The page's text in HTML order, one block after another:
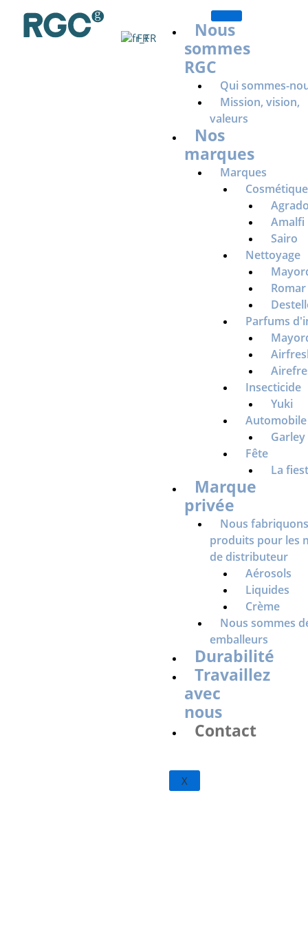
contenu
FR
Nous
sommes
RGC
Qui sommes-
Mission, vision,
valeurs
Nos
marques
Marques
Amalfi
Sairo
Nettoyage
Romar
Parfums
Insecticide
Yuki
Garley
Fête
La
Marque
privée
Nous
produits pour les
de distributeur
Aérosols
Liquides
Crème
Nous sommes
emballeurs
Durabilité
Travaillez
avec
nous
Contact
X